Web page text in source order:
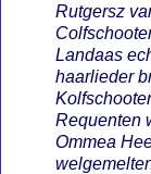
Rutgersz
Landaas
haarlieder
Requenten
Ommea